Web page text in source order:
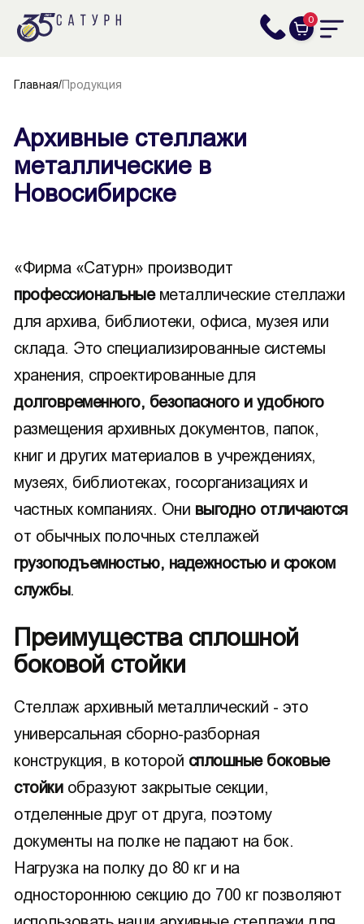
0
Главная/Продукция
Архивные стеллажи
металлические в
Новосибирске
«Фирма «Сатурн» производит
профессиональные металлические стеллажи
для архива, библиотеки, офиса, музея или
склада. Это специализированные системы
хранения, спроектированные для
долговременного, безопасного и удобного
размещения архивных документов, папок,
книг и других материалов в учреждениях,
музеях, библиотеках, госорганизациях и
частных компаниях. Они выгодно отличаются
от обычных полочных стеллажей
грузоподъемностью, надежностью и сроком
службы.
Преимущества сплошной
боковой стойки
Стеллаж архивный металлический - это
универсальная сборно-разборная
конструкция, в которой сплошные боковые
стойкиобразуют закрытые секции,
отделенные друг от друга, поэтому
документы на полке не падают на бок.
Нагрузка на полку до 80 кг и на
одностороннюю секцию до 700 кг позволяют